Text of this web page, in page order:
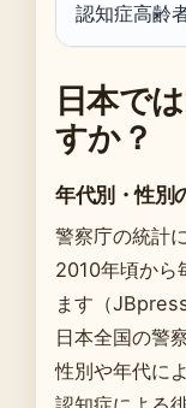
認知症高齢
日本で
すか？
年代別・性別
警察庁の統計
2010年頃から
ます（
日本全国の警
性別や年代に